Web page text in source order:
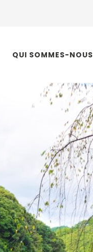
QUI SOMMES-NOUS